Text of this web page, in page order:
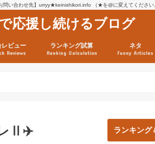
い合わせ先】urryy★keinishikori.info （★を@に変えてください
応援し続けるブログ
レビュー
Reviews
ランキング試算
Ranking Calculation
ネタ
Funny Articles
Ⅱ ✈️ ランキング